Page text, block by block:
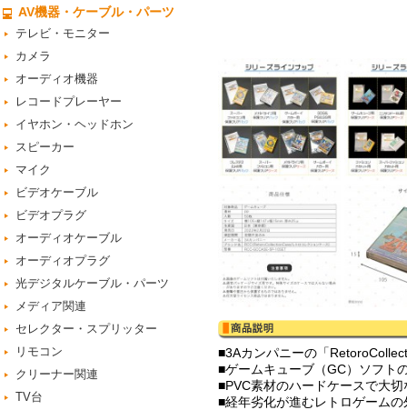
AV機器・ケーブル・パーツ
テレビ・モニター
カメラ
オーディオ機器
レコードプレーヤー
イヤホン・ヘッドホン
スピーカー
マイク
ビデオケーブル
ビデオプラグ
オーディオケーブル
オーディオプラグ
光デジタルケーブル・パーツ
メディア関連
セレクター・スプリッター
リモコン
クリーナー関連
TV台
■3Aカンパニーの「
■ゲームキューブ（GC）ソフト
■PVC素材のハードケースで大
■経年劣化が進むレトロゲーム